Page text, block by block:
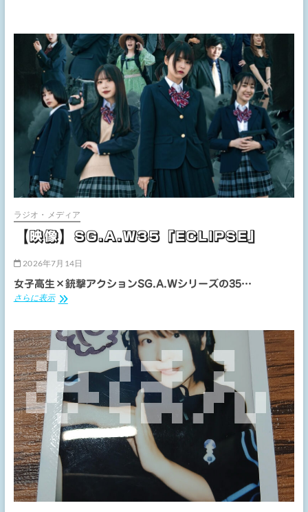
ラジオ・メディア
【映像】SG.A.W35「ECLIPSE」
2026年7月14日
女子高生×銃撃アクションSG.A.Wシリーズの35…
さらに表示【映